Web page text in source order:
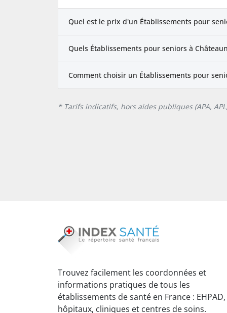
Quel est le prix d'un Établissements pour
Quels Établissements pour seniors à
Comment choisir un Établissements pour
* Tarifs indicatifs, hors aides publiques (APA,
Trouvez facilement les coordonnées et
informations pratiques de tous les
établissements de santé en France : EHPAD,
hôpitaux, cliniques et centres de soins.